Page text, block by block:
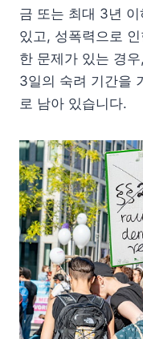
금 또는 최대 3년
있고, 성폭력으로
한 문제가 있는 경
3일의 숙려 기간을
로 남아 있습니다.